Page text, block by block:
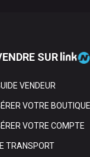
SUR
VENDEUR
VOTRE BOUTIQUE
VOTRE COMPTE
TRANSPORT